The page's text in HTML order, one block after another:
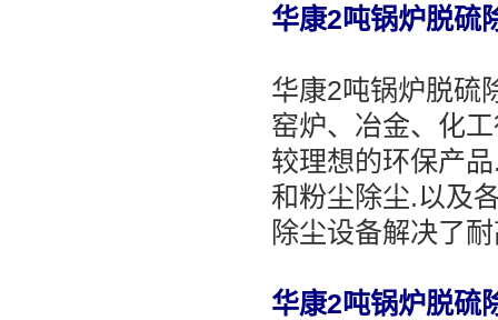
华康2吨锅炉脱硫
华康2吨锅炉脱硫
窑炉、冶金、化
较理想的环保产
和粉尘除尘.以及
除尘设备解决了
华康2吨锅炉脱硫